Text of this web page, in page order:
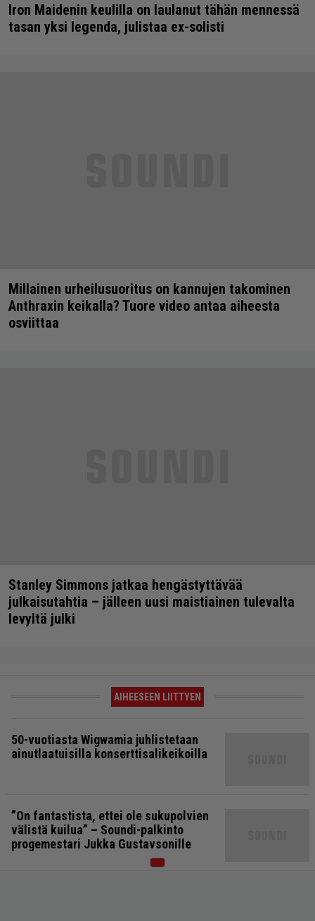
Iron Maidenin keulilla on laulanut tähän mennessä
tasan yksi legenda, julistaa ex-solisti
Millainen urheilusuoritus on kannujen takominen
Anthraxin keikalla? Tuore video antaa aiheesta
osviittaa
Stanley Simmons jatkaa hengästyttävää
julkaisutahtia – jälleen uusi maistiainen tulevalta
levyltä julki
AIHEESEEN LIITTYEN
50-vuotiasta Wigwamia juhlistetaan
ainutlaatuisilla konserttisalikeikoilla
”On fantastista, ettei ole sukupolvien
välistä kuilua” – Soundi-palkinto
progemestari Jukka Gustavsonille